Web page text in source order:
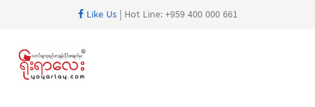
Like Us| Hot Line: +959 400 000 661